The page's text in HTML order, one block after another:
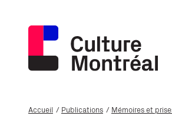
Accueil Publications Mémoires et